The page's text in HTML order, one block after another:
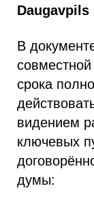
Daugavpils
В
срока
видением
ключевых
думы: